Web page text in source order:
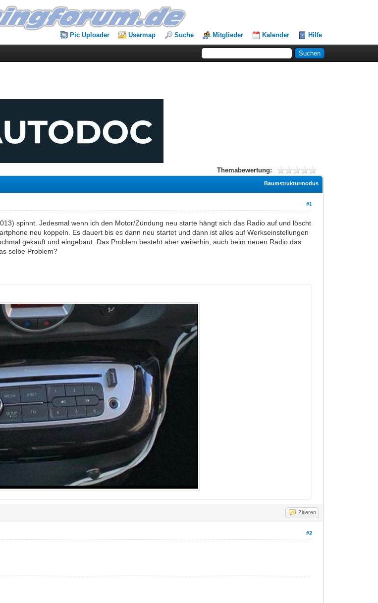
Pic Uploader Usermap Suche Mitglieder Kalender Hilfe
Themabewertung:
Baumstrukturmodus
#1
spinnt. Jedesmal wenn ich den Motor/Zündung neu starte hängt sich das Radio auf und löscht
neu koppeln. Es dauert bis es dann neu startet und dann ist alles auf Werkseinstellungen
gekauft und eingebaut. Das Problem besteht aber weiterhin, auch beim neuen Radio das
selbe Problem?
Zitieren
#2